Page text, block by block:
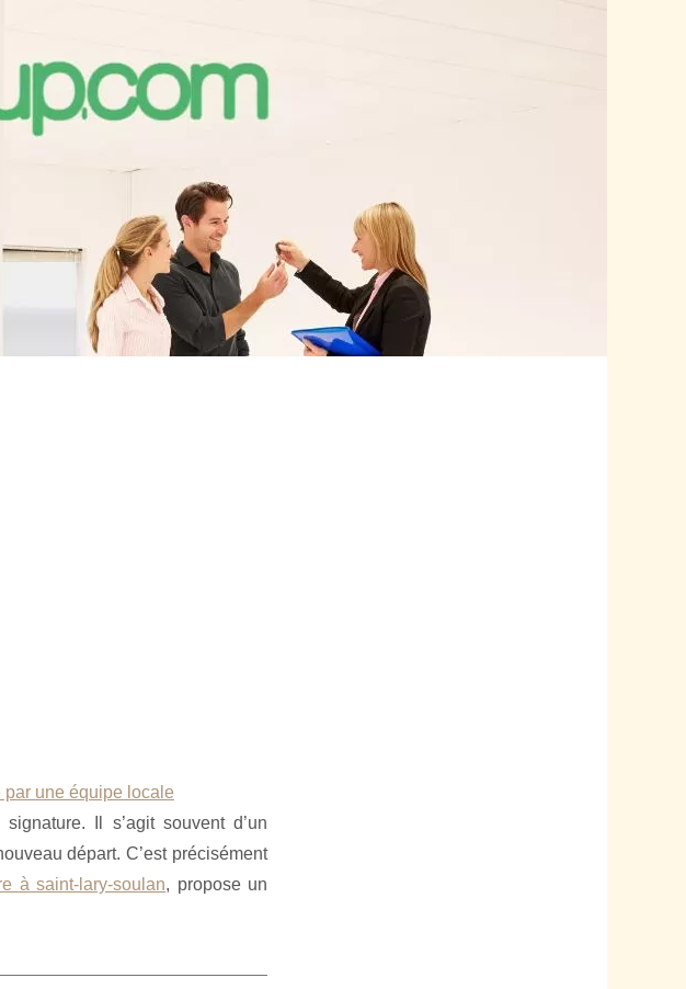
par une équipe locale
Il s’agit souvent d’un
départ. C’est précisément
à saint-lary-soulan, propose un